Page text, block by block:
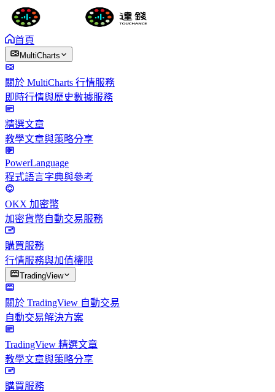
首頁
MultiCharts
關於 MultiCharts 行情服務
即時行情與歷史數據服務
精選文章
教學文章與策略分享
PowerLanguage
程式語言字典與參考
OKX 加密幣
加密貨幣自動交易服務
購買服務
行情服務與加值權限
TradingView
關於 TradingView 自動交易
自動交易解決方案
TradingView 精選文章
教學文章與策略分享
購買服務